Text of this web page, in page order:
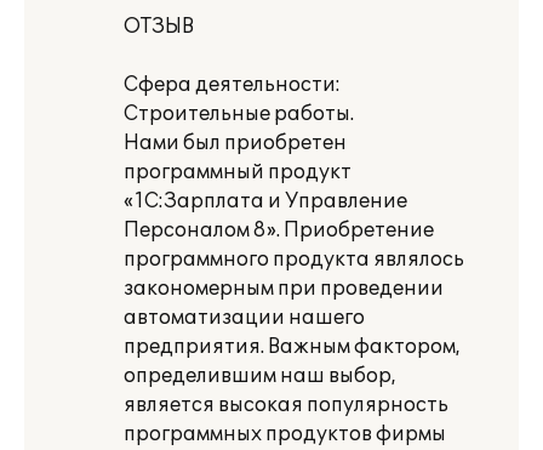
ОТЗЫВ
Сфера деятельности:
Строительные работы.
Нами был приобретен
программный продукт
«1С:Зарплата и Управление
Персоналом 8». Приобретение
программного продукта являлось
закономерным при проведении
автоматизации нашего
предприятия. Важным фактором,
определившим наш выбор,
является высокая популярность
программных продуктов фирмы